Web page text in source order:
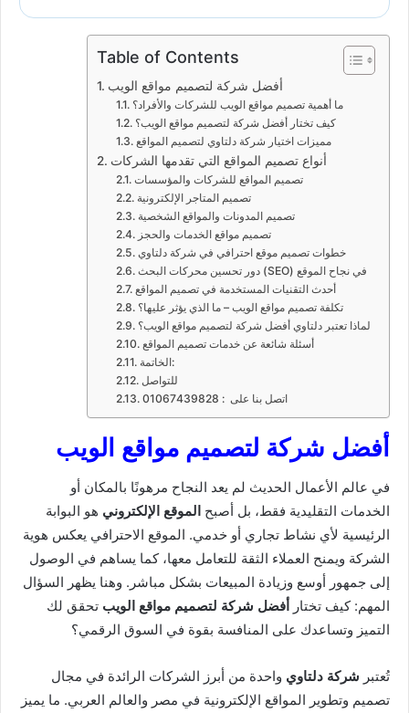
Table of Contents
أفضل شركة لتصميم مواقع الويب
ما أهمية تصميم مواقع الويب للشركات والأفراد؟
كيف تختار أفضل شركة لتصميم مواقع الويب؟
مميزات اختيار شركة دلتاوي لتصميم المواقع
أنواع تصميم المواقع التي تقدمها الشركات
تصميم المواقع للشركات والمؤسسات
تصميم المتاجر الإلكترونية
تصميم المدونات والمواقع الشخصية
تصميم مواقع الخدمات والحجز
خطوات تصميم موقع احترافي في شركة دلتاوي
دور تحسين محركات البحث (SEO) في نجاح الموقع
أحدث التقنيات المستخدمة في تصميم المواقع
تكلفة تصميم مواقع الويب – ما الذي يؤثر عليها؟
لماذا تعتبر دلتاوي أفضل شركة لتصميم مواقع الويب؟
أسئلة شائعة عن خدمات تصميم المواقع
الخاتمة:
اتصل بنا على : 01067439828
أفضل شركة لتصميم مواقع الويب
في عالم الأعمال الحديث لم يعد النجاح مرهونًا بالمكان أو
الخدمات التقليدية فقط، بل أصبح الموقع الإلكتروني هو البوابة
الرئيسية لأي نشاط تجاري أو خدمي. الموقع الاحترافي يعكس هوية
الشركة ويمنح العملاء الثقة للتعامل معها، كما يساهم في الوصول
إلى جمهور أوسع وزيادة المبيعات بشكل مباشر. وهنا يظهر السؤال
المهم: كيف تختار أفضل شركة لتصميم مواقع الويب تحقق لك
التميز وتساعدك على المنافسة بقوة في السوق الرقمي؟
تُعتبر شركة دلتاوي واحدة من أبرز الشركات الرائدة في مجال
تصميم وتطوير المواقع الإلكترونية في مصر والعالم العربي. ما يميز